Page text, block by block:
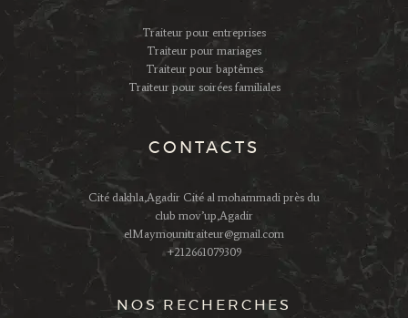
Traiteur pour entreprises
Traiteur pour mariages
Traiteur pour baptêmes
Traiteur pour soirées familiales
CONTACTS
Cité dakhla,Agadir Cité al mohammadi près du
club mov’up,Agadir
elMaymounitraiteur@gmail.com
+212661079309
NOS RECHERCHES